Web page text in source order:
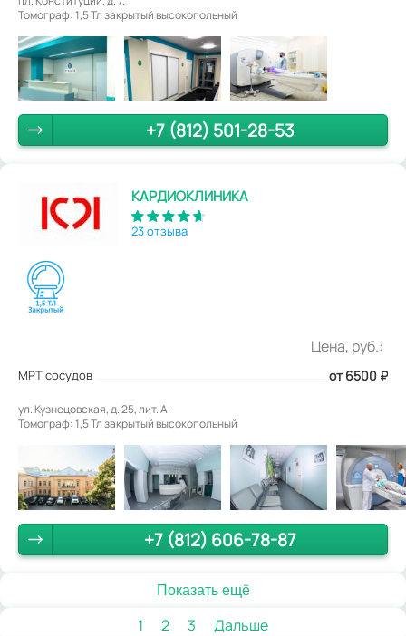
Томограф: 1,5 Тл закрытый высокопольный
+7 (812) 501-28-53
КАРДИОКЛИНИКА
23 отзыва
Цена, руб.:
МРТ сосудов от 6500 ₽
ул. Кузнецовская, д. 25, лит. А.
Томограф: 1,5 Тл закрытый высокопольный
+7 (812) 606-78-87
Показать ещё
1 2 3 Дальше